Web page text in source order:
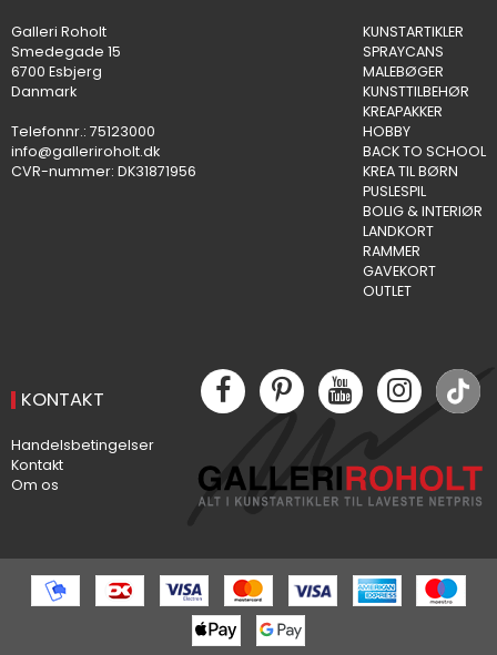
Galleri Roholt
Smedegade 15
6700 Esbjerg
Danmark
Telefonnr.: 75123000
info@galleriroholt.dk
CVR-nummer: DK31871956
KUNSTARTIKLER
SPRAYCANS
MALEBØGER
KUNSTTILBEHØR
KREAPAKKER
HOBBY
BACK TO SCHOOL
KREA TIL BØRN
PUSLESPIL
BOLIG & INTERIØR
LANDKORT
RAMMER
GAVEKORT
OUTLET
KONTAKT
Handelsbetingelser
Kontakt
Om os